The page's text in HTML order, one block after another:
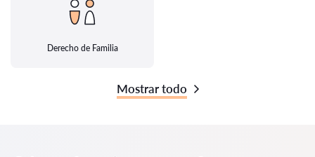
Derecho de Familia
Mostrar todo